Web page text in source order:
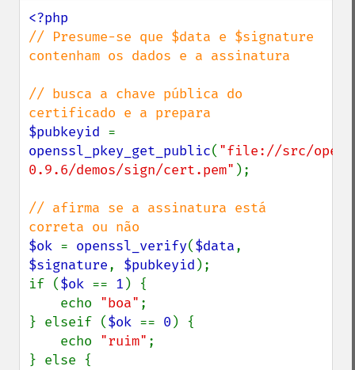
// Presume-se que $data e $signature
contenham os dados e a assinatura
// busca a chave pública do
$pubkeyid
openssl_pkey_get_public( "file://src/
0.9.6/demos/sign/cert.pem" );
// afirma se a assinatura está
$ok = openssl_verify($data
$signature, $pubkeyid );
if ($ok == 1 ) {
    echo
"boa" ;
} elseif ($ok == 0 ) {
    echo
"ruim" ;
} else {